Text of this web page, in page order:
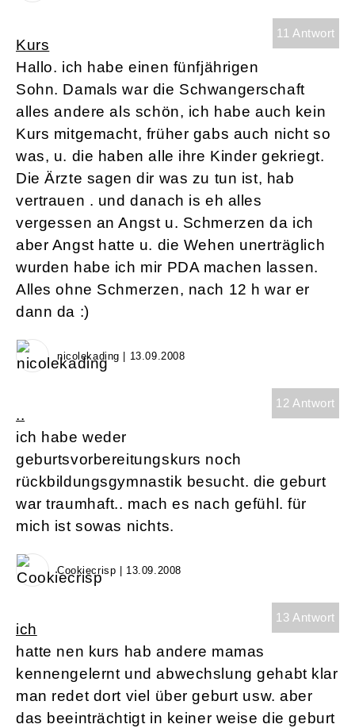
11 Antwort
Kurs
Hallo. ich habe einen fünfjährigen
Sohn. Damals war die Schwangerschaft
alles andere als schön, ich habe auch kein
Kurs mitgemacht, früher gabs auch nicht so
was, u. die haben alle ihre Kinder gekriegt.
Die Ärzte sagen dir was zu tun ist, hab
vertrauen . und danach is eh alles
vergessen an Angst u. Schmerzen da ich
aber Angst hatte u. die Wehen unerträglich
wurden habe ich mir PDA machen lassen.
Alles ohne Schmerzen, nach 12 h war er
dann da :)
nicolekading | 13.09.2008
12 Antwort
..
ich habe weder
geburtsvorbereitungskurs noch
rückbildungsgymnastik besucht. die geburt
war traumhaft.. mach es nach gefühl. für
mich ist sowas nichts.
Cookiecrisp | 13.09.2008
13 Antwort
ich
hatte nen kurs hab andere mamas
kennengelernt und abwechslung gehabt klar
man redet dort viel über geburt usw. aber
das beeinträchtigt in keiner weise die geburt